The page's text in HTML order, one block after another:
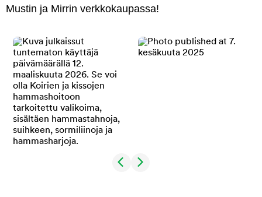
Mustin ja Mirrin verkkokaupassa!